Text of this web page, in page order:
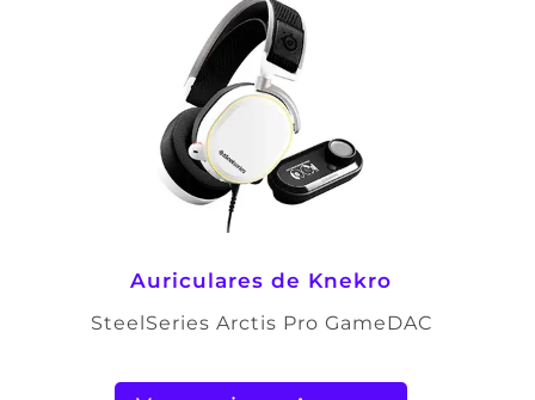
Auriculares de Knekro
SteelSeries Arctis Pro GameDAC